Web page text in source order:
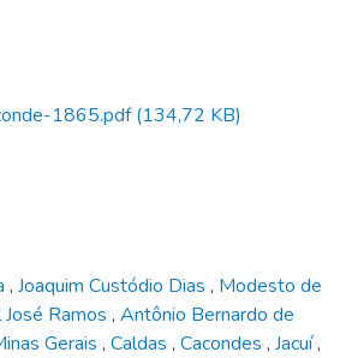
1865.pdf(134,72 KB)
, Joaquim Custódio Dias , Modesto de
Ramos , Antônio Bernardo de
Gerais , Caldas , Cacondes , Jacuí,